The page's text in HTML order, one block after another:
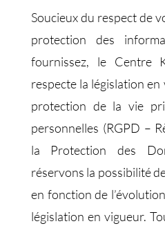
Soucieux du respect de
protection des
fournissez, le Centre
respecte la législation
protection de la vie
personnelles (RGPD –
la Protection des
réservons la possibilité
en fonction de
législation en vigueur.